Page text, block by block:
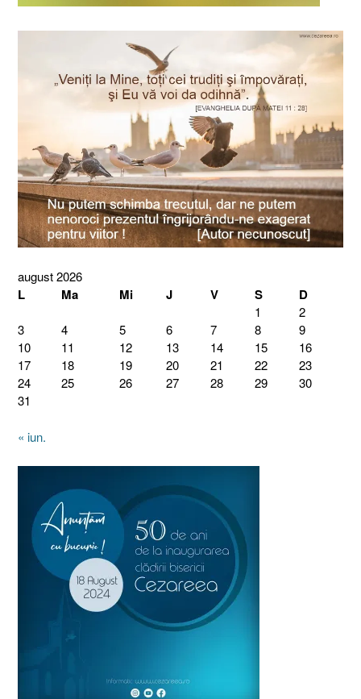
august 2026
L Ma Mi J V S D
1
2
3
4 5 6 7 8
9
10
11 12 13 14 15
16
17
18 19 20 21 22
23
24
25 26 27 28 29
30
31
« iun.